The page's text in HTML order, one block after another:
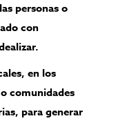
personas o
con
en los
comunidades
para generar